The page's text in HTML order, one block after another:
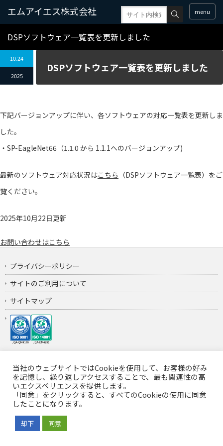
menu
DSPソフトウェア一覧表を更新しました
10.24
2025
DSPソフトウェア一覧表を更新しました
下記バージョンアップに伴い、各ソフトウェアの対応一覧表を更新しま
した。
・SP-EagleNet66（1.1.0 から 1.1.1へのバージョンアップ)
最新のソフトウェア対応状況はこちら （DSPソフトウェア一覧表）をご
覧ください。
2025年10月22日更新
お問い合わせはこちら
プライバシーポリシー
サイトのご利用について
サイトマップ
Copyright © エムアイエス株式会社All rights reserved.
当社のウェブサイトではCookieを使用して、お客様の好み
を記憶し、繰り返しアクセスすることで、最も関連性の高
いエクスペリエンスを提供します。
「同意」をクリックすると、すべてのCookieの使用に同意
したことになります。
却下 同意